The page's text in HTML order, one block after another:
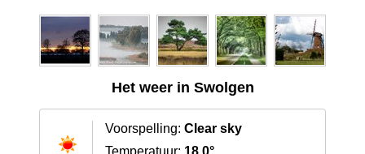
Het weer in Swolgen
Voorspelling: Clear sky